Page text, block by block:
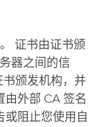
证书由证书颁
器之间的信
颁发机构，并
由外部 CA 签名
或阻止您使用自